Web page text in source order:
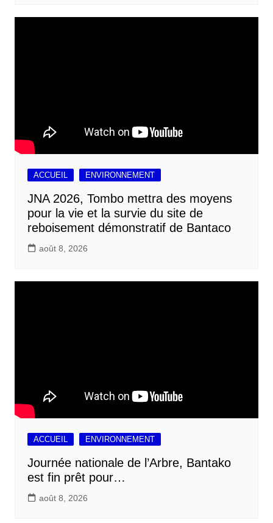
ACCUEIL ENVIRONNEMENT
JNA 2026, Tombo mettra des moyens
pour la vie et la survie du site de
reboisement démonstratif de Bantaco
août 8, 2026
ACCUEIL ENVIRONNEMENT
Journée nationale de l’Arbre, Bantako
est fin prêt pour…
août 8, 2026